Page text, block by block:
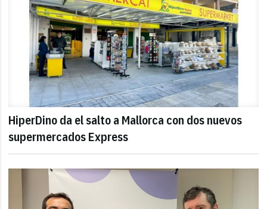
HiperDino da el salto a Mallorca con dos nuevos
supermercados Express